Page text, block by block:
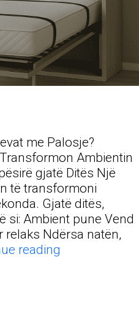
me Palosje?
Ambientin
gjatë Ditës Një
të transformoni
Gjatë ditës,
si: Ambient pune Vend
relaks Ndërsa natën,
reading